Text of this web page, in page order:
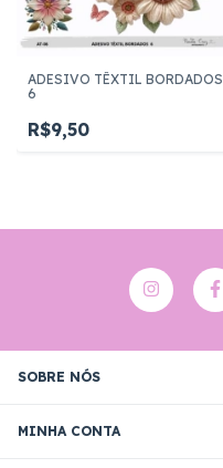
ADESIVO TÊXTIL BORDADOS
6
R$9,50
SOBRE NÓS
MINHA CONTA